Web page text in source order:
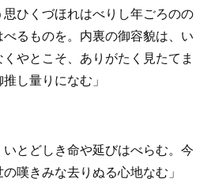
思ひくづほれはべりし年ごろのの
るものを。内裏の御容貌は、い
やとこそ、ありがたく見たてま
し量りになむ」
いとどしき命や延びはべらむ。今
嘆きみな去りぬる心地なむ」